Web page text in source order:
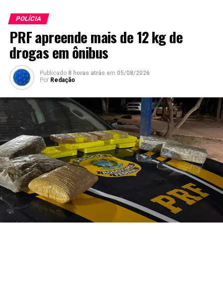
POLÍCIA
PRF apreende mais de 12 kg de
drogas em ônibus
Publicado 8 horas atrás em 05/08/2026
Por Redação